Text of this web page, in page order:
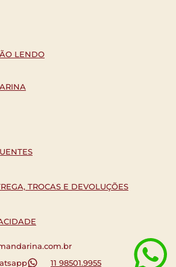
LENDO
TROCAS E DEVOLUÇÕES
11 98501.9955